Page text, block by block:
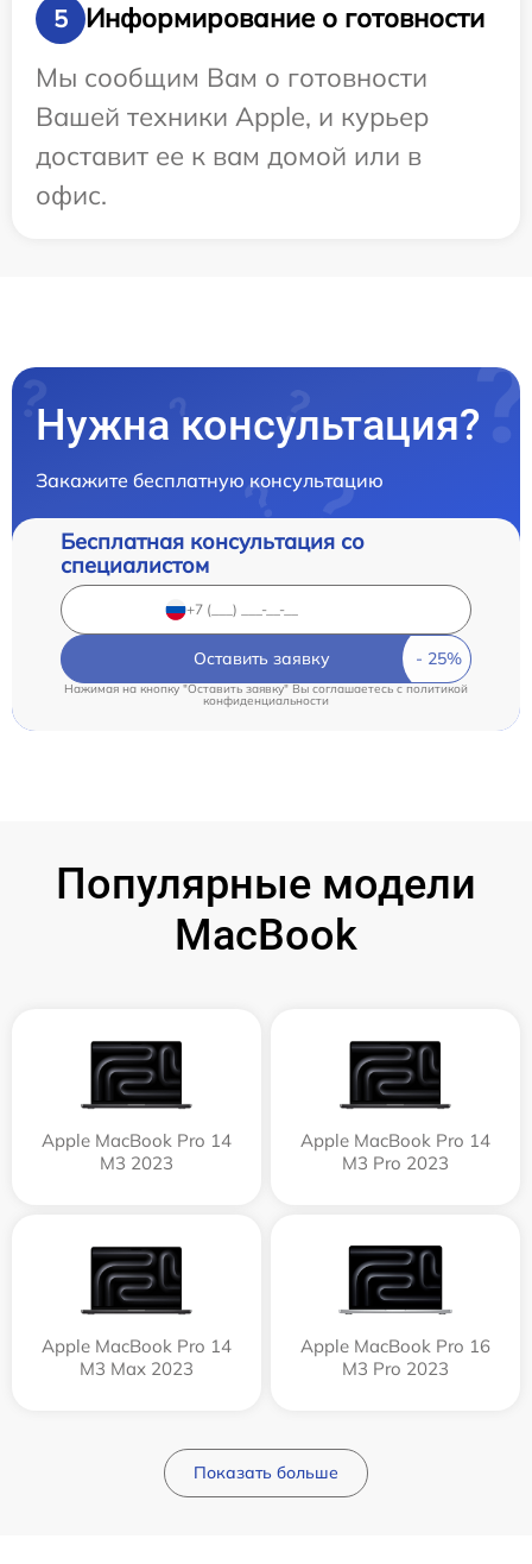
5
Информирование о готовности
Мы сообщим Вам о готовности
Вашей техники Apple, и курьер
доставит ее к вам домой или в
офис.
Нужна консультация?
Закажите бесплатную консультацию
Бесплатная консультация со
специалистом
Оставить заявку
Нажимая на кнопку "Оставить заявку" Вы соглашаетесь cполитикой
конфиденциальности
Популярные модели
MacBook
Apple MacBook Pro 14
M3 2023
Apple MacBook Pro 14
M3 Pro 2023
Apple MacBook Pro 14
M3 Max 2023
Apple MacBook Pro 16
M3 Pro 2023
Показать больше